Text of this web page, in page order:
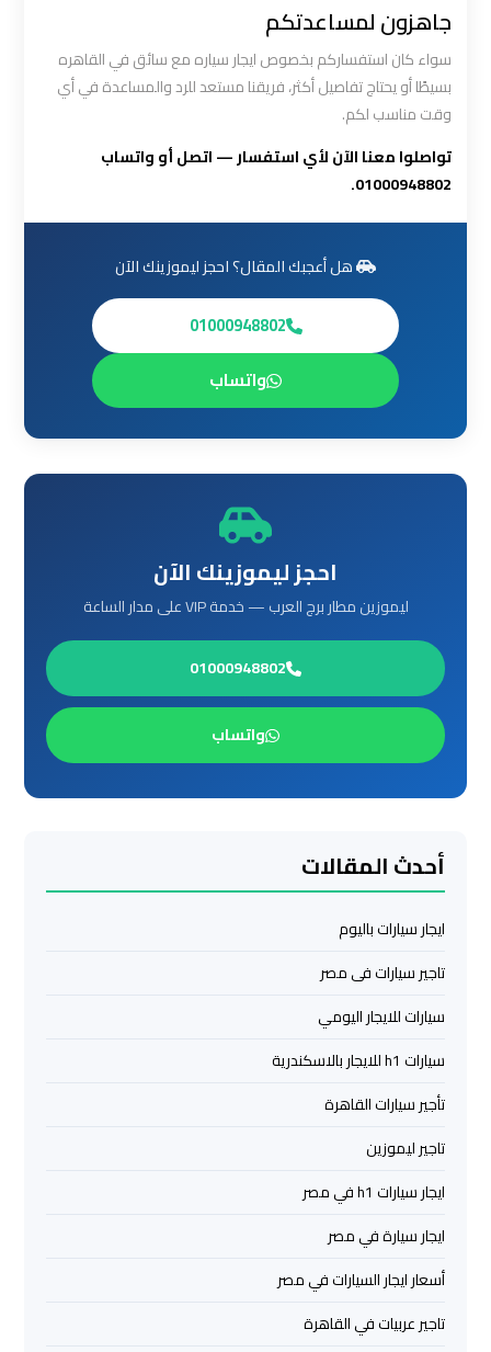
جاهزون لمساعدتكم
سواء كان استفساركم بخصوص ايجار سياره مع سائق في القاهره
بسيطًا أو يحتاج تفاصيل أكثر، فريقنا مستعد للرد والمساعدة في أي
وقت مناسب لكم.
تواصلوا معنا الآن لأي استفسار — اتصل أو واتساب
01000948802.
هل أعجبك المقال؟ احجز ليموزينك الآن
01000948802
واتساب
احجز ليموزينك الآن
ليموزين مطار برج العرب — خدمة VIP على مدار الساعة
01000948802
واتساب
أحدث المقالات
ايجار سيارات باليوم
تاجير سيارات فى مصر
سيارات للايجار اليومي
سيارات h1 للايجار بالاسكندرية
تأجير سيارات القاهرة
تاجير ليموزين
ايجار سيارات h1 في مصر
ايجار سيارة في مصر
أسعار ايجار السيارات في مصر
تاجير عربيات في القاهرة
ليموزين
الاسكندرية
القاهرة
ليموزين
مطار
ليموزين
ليموزين
مرسي
مطروح
ليموزين
ليموزين
الغردقة
ليموزين